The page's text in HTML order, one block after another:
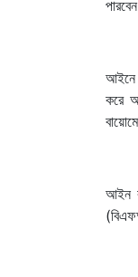
আইনে
করে
আইন